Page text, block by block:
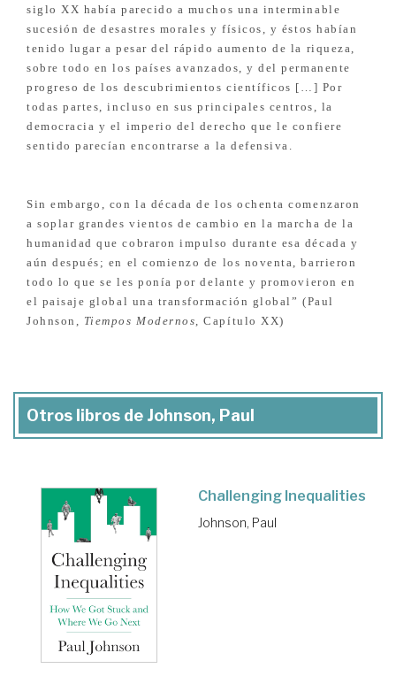
siglo XX había parecido a muchos una interminable
sucesión de desastres morales y físicos, y éstos habían
tenido lugar a pesar del rápido aumento de la riqueza,
sobre todo en los países avanzados, y del permanente
progreso de los descubrimientos científicos […] Por
todas partes, incluso en sus principales centros, la
democracia y el imperio del derecho que le confiere
sentido parecían encontrarse a la defensiva.
Sin embargo, con la década de los ochenta comenzaron
a soplar grandes vientos de cambio en la marcha de la
humanidad que cobraron impulso durante esa década y
aún después; en el comienzo de los noventa, barrieron
todo lo que se les ponía por delante y promovieron en
el paisaje global una transformación global” (Paul
Johnson, Tiempos Modernos , Capítulo XX)
Otros libros de Johnson, Paul
Challenging Inequalities
Johnson, Paul